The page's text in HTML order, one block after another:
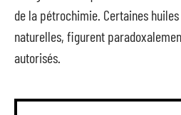
de la pétrochimie. Certaines
naturelles, figurent
autorisés.